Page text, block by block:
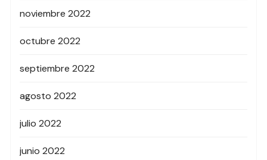
noviembre 2022
octubre 2022
septiembre 2022
agosto 2022
julio 2022
junio 2022